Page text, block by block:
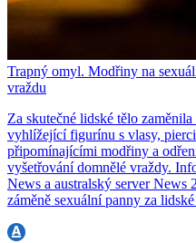
Trapný omyl. Modřiny na
vraždu
Za skutečné lidské tělo
vyhlížející figurínu s vlasy,
připomínajícími modřiny a
vyšetřování domnělé vraždy.
News a australský server News
záměně sexuální panny za